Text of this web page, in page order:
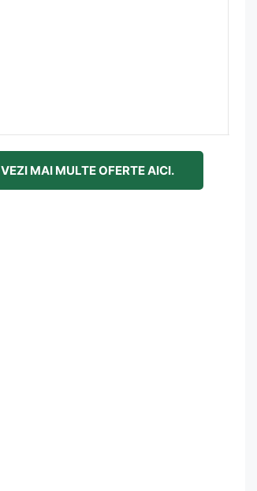
VEZI MAI MULTE OFERTE AICI.